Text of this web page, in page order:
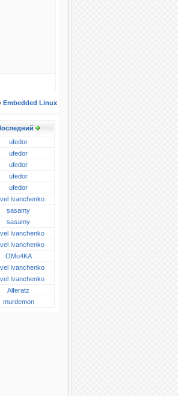
Embedded Linux
ufedor
ufedor
ufedor
ufedor
ufedor
Ivanchenko
sasamy
sasamy
Ivanchenko
Ivanchenko
OMu4KA
Ivanchenko
Ivanchenko
Alferatz
murdemon